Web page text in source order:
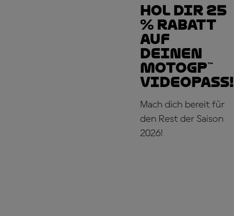
Hol dir 25
% Rabatt
auf
deinen
MotoGP™
VideoPass!
Mach dich bereit für
den Rest der Saison
2026!